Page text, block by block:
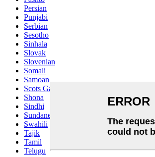
Persian
Punjabi
Serbian
Sesotho
Sinhala
Slovak
Slovenian
Somali
Samoan
Scots Gaelic
Shona
Sindhi
Sundanese
Swahili
Tajik
Tamil
Telugu